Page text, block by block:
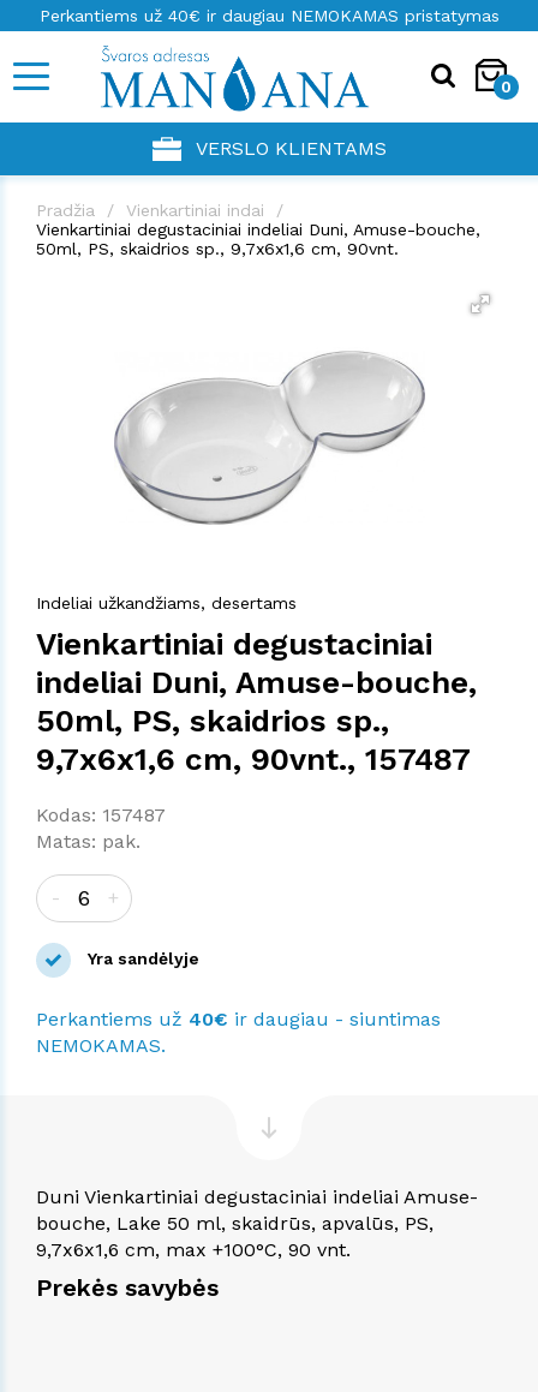
Perkantiems už 40€ ir daugiau NEMOKAMAS pristatymas
0
VERSLO KLIENTAMS
Pradžia
Vienkartiniai indai
Vienkartiniai degustaciniai indeliai Duni, Amuse-bouche,
50ml, PS, skaidrios sp., 9,7x6x1,6 cm, 90vnt.
Indeliai užkandžiams, desertams
Vienkartiniai degustaciniai
indeliai Duni, Amuse-bouche,
50ml, PS, skaidrios sp.,
9,7x6x1,6 cm, 90vnt., 157487
Kodas: 157487
Matas: pak.
- +
Yra sandėlyje
Perkantiems už 40€ ir daugiau - siuntimas
NEMOKAMAS.
Prekės savybės
Duni Vienkartiniai degustaciniai indeliai Amuse-
bouche, Lake 50 ml, skaidrūs, apvalūs, PS,
9,7x6x1,6 cm, max +100°C, 90 vnt.